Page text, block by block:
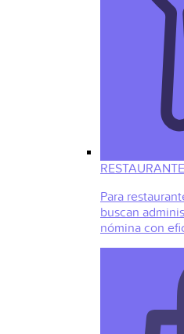
Para
buscan
nómina con